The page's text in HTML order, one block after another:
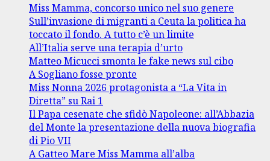
Miss Mamma, concorso unico nel suo genere
Sull’invasione di migranti a Ceuta la politica ha
toccato il fondo. A tutto c’è un limite
All’Italia serve una terapia d’urto
Matteo Micucci smonta le fake news sul cibo
A Sogliano fosse pronte
Miss Nonna 2026 protagonista a “La Vita in
Diretta” su Rai 1
Il Papa cesenate che sfidò Napoleone: all’Abbazia
del Monte la presentazione della nuova biografia
di Pio VII
A Gatteo Mare Miss Mamma all’alba